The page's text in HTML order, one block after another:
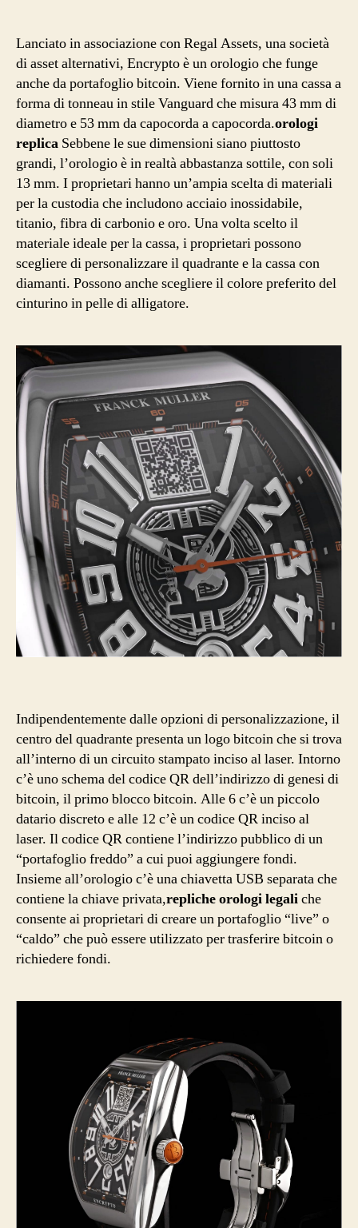
Lanciato in associazione con Regal Assets, una società
di asset alternativi, Encrypto è un orologio che funge
anche da portafoglio bitcoin. Viene fornito in una cassa a
forma di tonneau in stile Vanguard che misura 43 mm di
diametro e 53 mm da capocorda a capocorda.orologi
replica Sebbene le sue dimensioni siano piuttosto
grandi, l’orologio è in realtà abbastanza sottile, con soli
13 mm. I proprietari hanno un’ampia scelta di materiali
per la custodia che includono acciaio inossidabile,
titanio, fibra di carbonio e oro. Una volta scelto il
materiale ideale per la cassa, i proprietari possono
scegliere di personalizzare il quadrante e la cassa con
diamanti. Possono anche scegliere il colore preferito del
cinturino in pelle di alligatore.
Indipendentemente dalle opzioni di personalizzazione, il
centro del quadrante presenta un logo bitcoin che si trova
all’interno di un circuito stampato inciso al laser. Intorno
c’è uno schema del codice QR dell’indirizzo di genesi di
bitcoin, il primo blocco bitcoin. Alle 6 c’è un piccolo
datario discreto e alle 12 c’è un codice QR inciso al
laser. Il codice QR contiene l’indirizzo pubblico di un
“portafoglio freddo” a cui puoi aggiungere fondi.
Insieme all’orologio c’è una chiavetta USB separata che
contiene la chiave privata,repliche orologi legaliche
consente ai proprietari di creare un portafoglio “live” o
“caldo” che può essere utilizzato per trasferire bitcoin o
richiedere fondi.